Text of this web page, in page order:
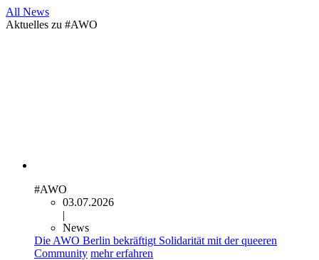
All News
Aktuelles zu #AWO
#AWO
03.07.2026
|
News
Die AWO Berlin bekräftigt Solidarität mit der queeren
Community mehr erfahren